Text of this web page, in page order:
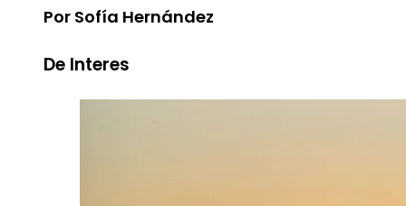
Por Sofía Hernández
De Interes